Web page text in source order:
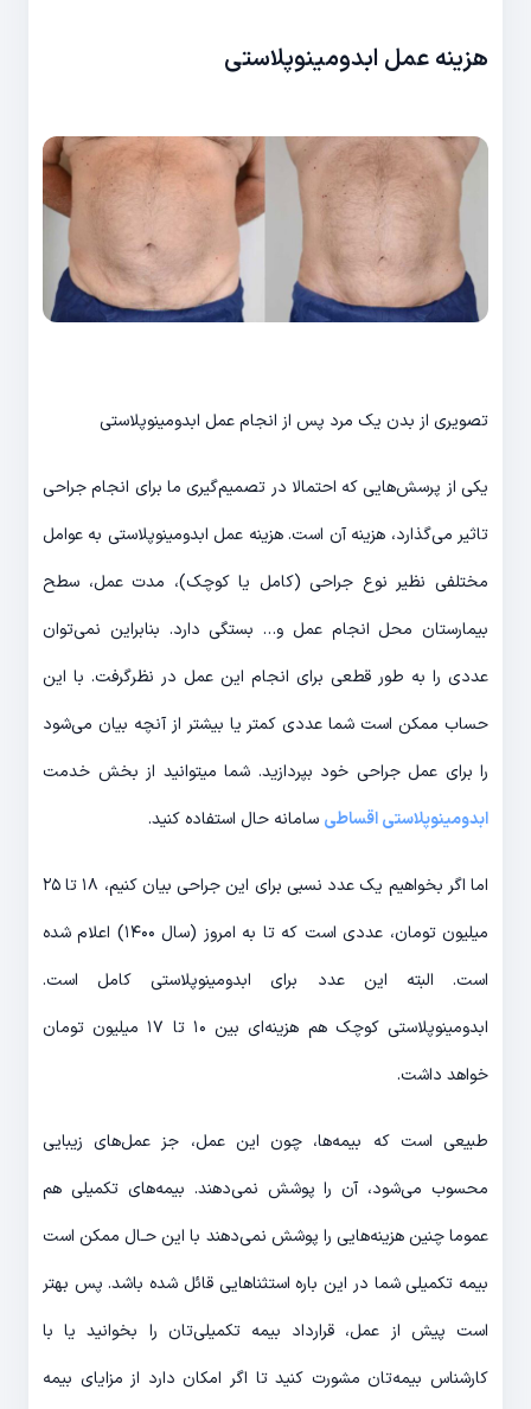
هزینه عمل ابدومینوپلاستی
تصویری از بدن یک مرد پس از انجام عمل ابدومینوپلاستی
یکی از پرسش‌هایی که احتمالا در تصمیم‌گیری ما برای انجام جراحی
تاثیر می‌گذارد، هزینه آن است. هزینه عمل ابدومینوپلاستی به عوامل
مختلفی نظیر نوع جراحی (کامل یا کوچک)، مدت عمل، سطح
بیمارستان محل انجام عمل و… بستگی دارد. بنابراین نمی‌توان
عددی را به طور قطعی برای انجام این عمل در نظرگرفت. با این
حساب ممکن است شما عددی کمتر یا بیشتر از آنچه بیان می‌شود
را برای عمل جراحی خود بپردازید. شما میتوانید از بخش خدمت
ابدومینوپلاستی اقساطی سامانه حال استفاده کنید.
اما اگر بخواهیم یک عدد نسبی برای این جراحی بیان کنیم، ۱۸ تا ۲۵
میلیون تومان، عددی است که تا به امروز (سال ۱۴۰۰) اعلام شده
است. البته این عدد برای ابدومینوپلاستی کامل است.
ابدومینوپلاستی کوچک هم هزینه‌ای بین ۱۰ تا ۱۷ میلیون تومان
خواهد داشت.
طبیعی است که بیمه‌ها، چون این عمل، جز عمل‌های زیبایی
محسوب می‌شود، آن را پوشش نمی‌دهند. بیمه‌های تکمیلی هم
عموما چنین هزینه‌هایی را پوشش نمی‌دهند با این حـال ممکن است
بیمه تکمیلی شما در این باره استثناهایی قائل شده باشد. پس بهتر
است پیش از عمل، قرارداد بیمه تکمیلی‌تان را بخوانید یا با
کارشناس بیمه‌تان مشورت کنید تا اگر امکان دارد از مزایای بیمه